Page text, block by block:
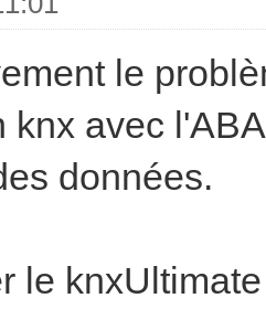
le
knx avec
données.
le